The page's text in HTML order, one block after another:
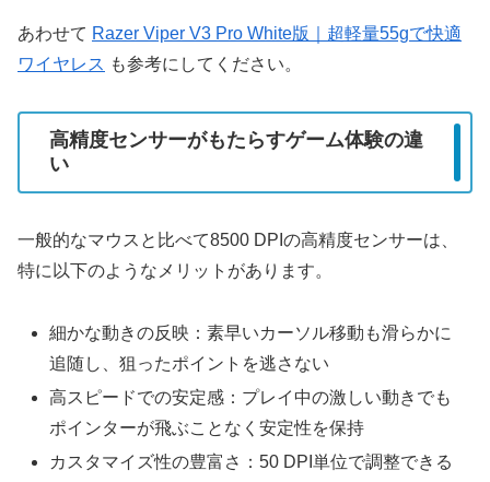
あわせて Razer Viper V3 Pro White版｜超軽量55gで快適
ワイヤレス も参考にしてください。
高精度センサーがもたらすゲーム体験の違
い
一般的なマウスと比べて8500 DPIの高精度センサーは、
特に以下のようなメリットがあります。
細かな動きの反映：素早いカーソル移動も滑らかに
追随し、狙ったポイントを逃さない
高スピードでの安定感：プレイ中の激しい動きでも
ポインターが飛ぶことなく安定性を保持
カスタマイズ性の豊富さ：50 DPI単位で調整できる